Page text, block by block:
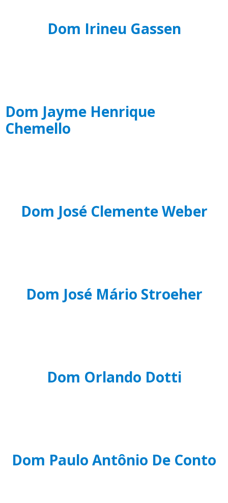
Dom Irineu Gassen
Dom Jayme Henrique
Chemello
Dom José Clemente Weber
Dom José Mário Stroeher
Dom Orlando Dotti
Dom Paulo Antônio De Conto